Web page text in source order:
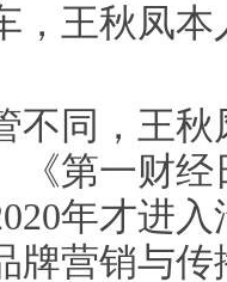
，王秋凤
不同，王
《第一财
年才进
牌营销与